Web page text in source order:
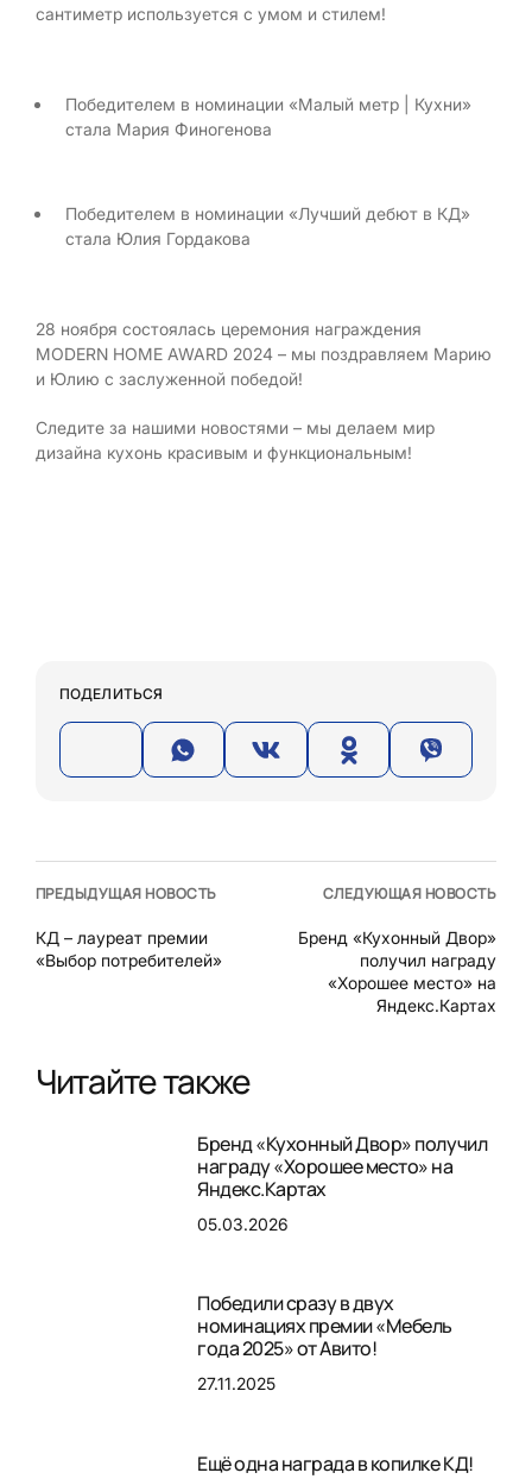
сантиметр используется с умом и стилем!
Победителем в номинации «Малый метр | Кухни»
стала Мария Финогенова
Победителем в номинации «Лучший дебют в КД»
стала Юлия Гордакова
28 ноября состоялась церемония награждения
MODERN HOME AWARD 2024 – мы поздравляем Марию
и Юлию с заслуженной победой!
Следите за нашими новостями – мы делаем мир
дизайна кухонь красивым и функциональным!
ПОДЕЛИТЬСЯ
ПРЕДЫДУЩАЯ НОВОСТЬ
КД – лауреат премии
«Выбор потребителей»
СЛЕДУЮЩАЯ НОВОСТЬ
Бренд «Кухонный Двор»
получил награду
«Хорошее место» на
Яндекс.Картах
Читайте также
Бренд «Кухонный Двор» получил
награду «Хорошее место» на
Яндекс.Картах
05.03.2026
Победили сразу в двух
номинациях премии «Мебель
года 2025» от Авито!
27.11.2025
Ещё одна награда в копилке КД!